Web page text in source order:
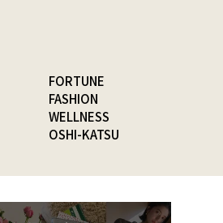
FORTUNE
FASHION
WELLNESS
OSHI-KATSU